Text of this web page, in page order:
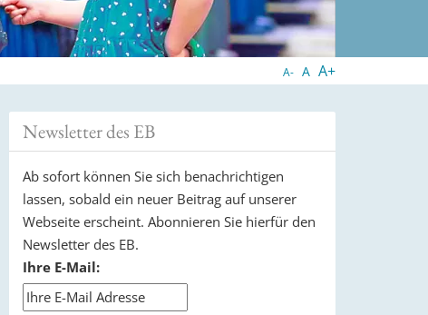
A- A A+
Newsletter des EB
Ab sofort können Sie sich benachrichtigen
lassen, sobald ein neuer Beitrag auf unserer
Webseite erscheint. Abonnieren Sie hierfür den
Newsletter des EB.
Ihre E-Mail: